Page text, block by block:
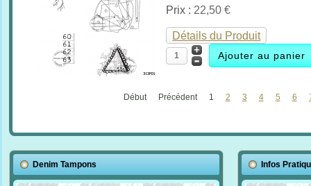
Prix : 22,50 €
Détails du Produit
Début Précédent 1 2 3 4 5 6
Denim Tampons Infos